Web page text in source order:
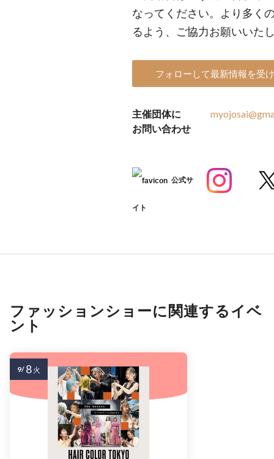
なってください。より多く
るよう、ご協力お願いいた
フォローして最新情報を受
主催団体に
お問い合わせ
公式サ
イト
ファッションショーに関連するイベ
ント
9/ 8 火